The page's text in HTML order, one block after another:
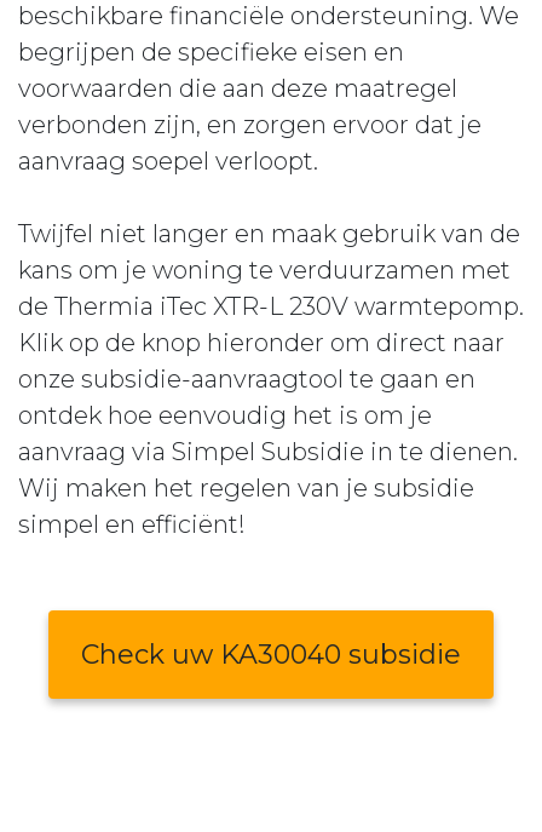
beschikbare financiële ondersteuning. We
begrijpen de specifieke eisen en
voorwaarden die aan deze maatregel
verbonden zijn, en zorgen ervoor dat je
aanvraag soepel verloopt.
Twijfel niet langer en maak gebruik van de
kans om je woning te verduurzamen met
de Thermia iTec XTR-L 230V warmtepomp.
Klik op de knop hieronder om direct naar
onze subsidie-aanvraagtool te gaan en
ontdek hoe eenvoudig het is om je
aanvraag via Simpel Subsidie in te dienen.
Wij maken het regelen van je subsidie
simpel en efficiënt!
Check uw KA30040 subsidie